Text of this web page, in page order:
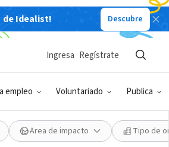
de Idealist! Descubre
empleo Voluntariado Publica
Ingresa Regístrate
Área de impacto Tipo de
FIN DE LUCRO
Learning Center